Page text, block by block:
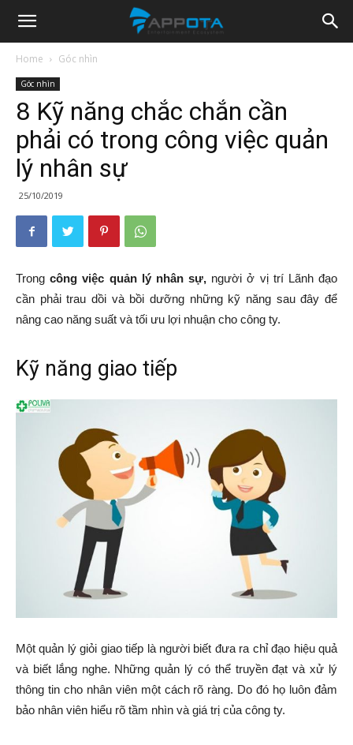
Appota
News
Home Góc nhìn
Góc nhìn
8 Kỹ năng chắc chắn cần
phải có trong công việc quản
lý nhân sự
25/10/2019
Trongcông việc quản lý nhân sự, người ở vị trí Lãnh đạo
cần phải trau dồi và bồi dưỡng những kỹ năng sau đây để
nâng cao năng suất và tối ưu lợi nhuận cho công ty.
Kỹ năng giao tiếp
Một quản lý giỏi giao tiếp là người biết đưa ra chỉ đạo hiệu quả
và biết lắng nghe. Những quản lý có thể truyền đạt và xử lý
thông tin cho nhân viên một cách rõ ràng. Do đó họ luôn đảm
bảo nhân viên hiểu rõ tầm nhìn và giá trị của công ty.